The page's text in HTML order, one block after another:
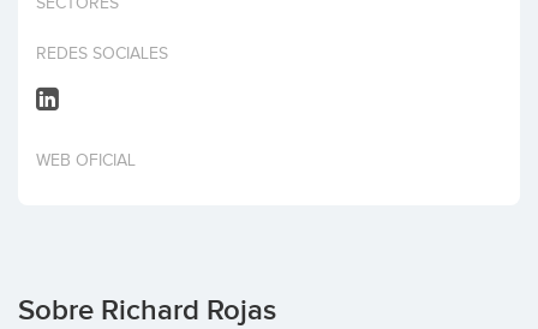
REDES SOCIALES
WEB OFICIAL
Sobre Richard Rojas